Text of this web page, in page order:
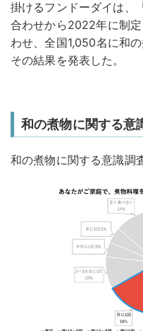
掛けるフンドーダイは、
合わせから2022年に制
わせ、全国1,050名に和
その結果を発表した。
和の煮物に関する意
和の煮物に関する意識調